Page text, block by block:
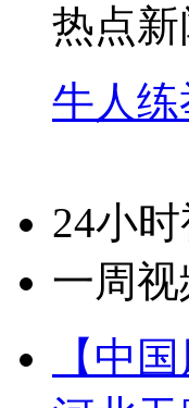
热点新
牛人
24小
一周
【中